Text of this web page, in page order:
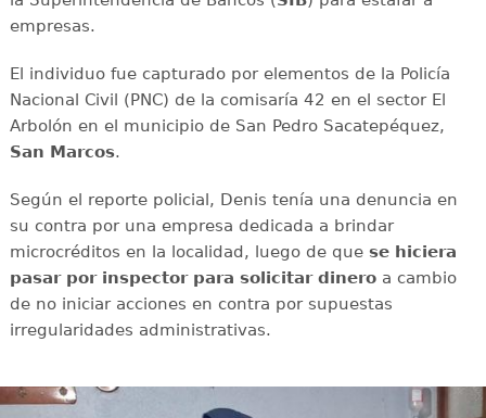
empresas.
El individuo fue capturado por elementos de la Policía
Nacional Civil (PNC) de la comisaría 42 en el sector El
Arbolón en el municipio de San Pedro Sacatepéquez,
San Marcos.
Según el reporte policial, Denis tenía una denuncia en
su contra por una empresa dedicada a brindar
microcréditos en la localidad, luego de que se hiciera
pasar por inspector para solicitar dineroa cambio
de no iniciar acciones en contra por supuestas
irregularidades administrativas.